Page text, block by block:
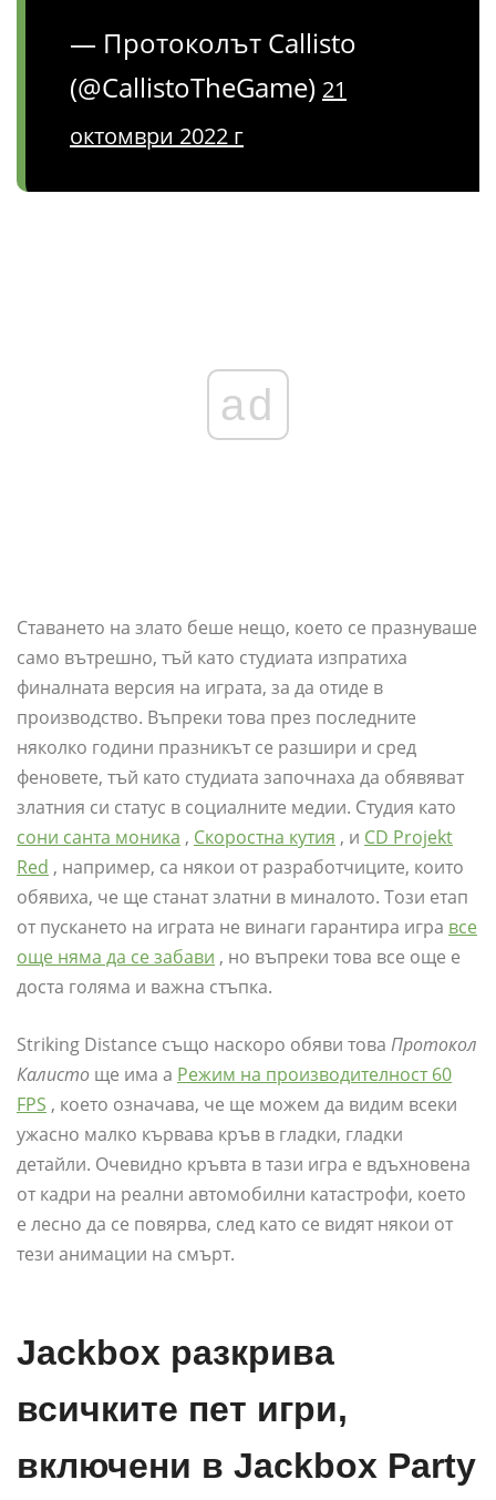
— Протоколът Callisto
(@CallistoTheGame) 21
октомври 2022 г
ad
Ставането на злато беше нещо, което се празнуваше
само вътрешно, тъй като студиата изпратиха
финалната версия на играта, за да отиде в
производство. Въпреки това през последните
няколко години празникът се разшири и сред
феновете, тъй като студиата започнаха да обявяват
златния си статус в социалните медии. Студия като
сони санта моника , Скоростна кутия , и CD Projekt
Red , например, са някои от разработчиците, които
обявиха, че ще станат златни в миналото. Този етап
от пускането на играта не винаги гарантира игра все
още няма да се забави , но въпреки това все още е
доста голяма и важна стъпка.
Striking Distance също наскоро обяви това Протокол
Калисто ще има a Режим на производителност 60
FPS , което означава, че ще можем да видим всеки
ужасно малко кървава кръв в гладки, гладки
детайли. Очевидно кръвта в тази игра е вдъхновена
от кадри на реални автомобилни катастрофи, което
е лесно да се повярва, след като се видят някои от
тези анимации на смърт.
Jackbox разкрива
всичките пет игри,
включени в Jackbox Party